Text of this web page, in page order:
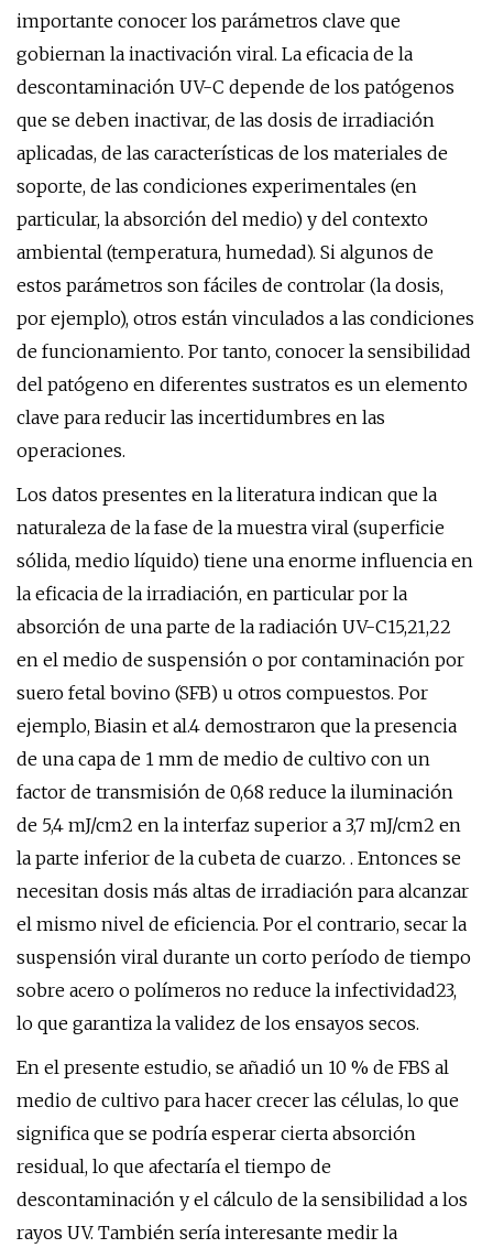
importante conocer los parámetros clave que
gobiernan la inactivación viral. La eficacia de la
descontaminación UV-C depende de los patógenos
que se deben inactivar, de las dosis de irradiación
aplicadas, de las características de los materiales de
soporte, de las condiciones experimentales (en
particular, la absorción del medio) y del contexto
ambiental (temperatura, humedad). Si algunos de
estos parámetros son fáciles de controlar (la dosis,
por ejemplo), otros están vinculados a las condiciones
de funcionamiento. Por tanto, conocer la sensibilidad
del patógeno en diferentes sustratos es un elemento
clave para reducir las incertidumbres en las
operaciones.
Los datos presentes en la literatura indican que la
naturaleza de la fase de la muestra viral (superficie
sólida, medio líquido) tiene una enorme influencia en
la eficacia de la irradiación, en particular por la
absorción de una parte de la radiación UV-C15,21,22
en el medio de suspensión o por contaminación por
suero fetal bovino (SFB) u otros compuestos. Por
ejemplo, Biasin et al.4 demostraron que la presencia
de una capa de 1 mm de medio de cultivo con un
factor de transmisión de 0,68 reduce la iluminación
de 5,4 mJ/cm2 en la interfaz superior a 3,7 mJ/cm2 en
la parte inferior de la cubeta de cuarzo. . Entonces se
necesitan dosis más altas de irradiación para alcanzar
el mismo nivel de eficiencia. Por el contrario, secar la
suspensión viral durante un corto período de tiempo
sobre acero o polímeros no reduce la infectividad23,
lo que garantiza la validez de los ensayos secos.
En el presente estudio, se añadió un 10 % de FBS al
medio de cultivo para hacer crecer las células, lo que
significa que se podría esperar cierta absorción
residual, lo que afectaría el tiempo de
descontaminación y el cálculo de la sensibilidad a los
rayos UV. También sería interesante medir la